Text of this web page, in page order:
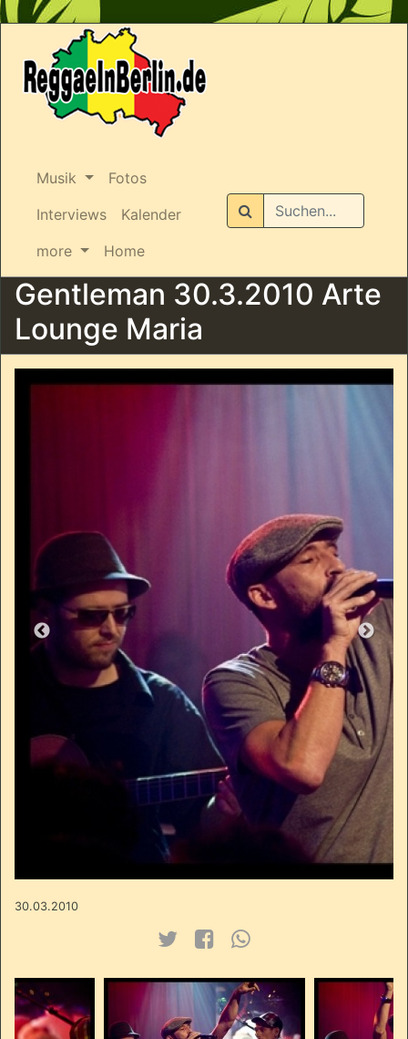
Musik
Fotos
Interviews
Kalender
more
Home
Suchen
Gentleman 30.3.2010 Arte
Lounge Maria
30.03.2010